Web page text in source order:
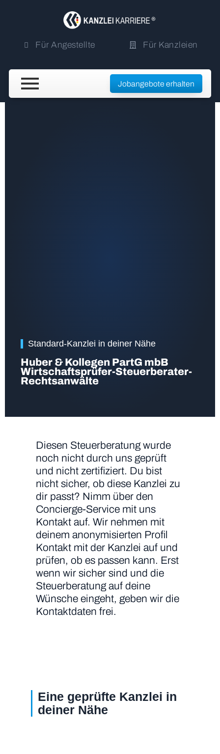
Für Angestellte Für Kanzleien
Jobangebote erhalten
Standard-Kanzlei in deiner Nähe
Huber & Kollegen PartG mbB
Wirtschaftsprüfer-Steuerberater-
Rechtsanwälte
Diesen Steuerberatung wurde
noch nicht durch uns geprüft
und nicht zertifiziert. Du bist
nicht sicher, ob diese Kanzlei zu
dir passt? Nimm über den
Concierge-Service mit uns
Kontakt auf. Wir nehmen mit
deinem anonymisierten Profil
Kontakt mit der Kanzlei auf und
prüfen, ob es passen kann. Erst
wenn wir sicher sind und die
Steuerberatung auf deine
Wünsche eingeht, geben wir die
Kontaktdaten frei.
Eine geprüfte Kanzlei in
deiner Nähe